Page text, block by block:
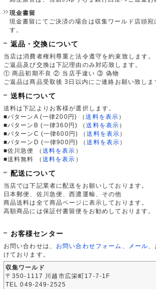
現金書留
現金書留にてご決済の場合は収集ワールド店頭宛
す。
返品・交換について
当店は消費者権利尊重と法令遵守を約束致します。
ご返品及び交換は下記理由のみ対応致します。
① 商品初期不良 ② 当店手違い ③ 偽物
ご返品は商品受取後 3日以内にご連絡お願い致しま
送料について
送料は下記よりお客様が選択します。
■パターンA (一律200円)
（送料を表示 ）
■パターンB (一律360円)
（送料を表示 ）
■パターンC (一律600円)
（送料を表示 ）
■パターンD (一律900円)
（送料を表示 ）
■佐川急便
（ 送料を表示 ）
■送料無料
（ 送料を表示 ）
配送について
当店では下記業者に配送をお願いしております。
日本郵便、佐川急便、西濃運輸、その他
商品送料は全て商品ページに表示しております。
高額商品には保証付書留便をお勧めしております。
お客様センター
お問い合わせは、 お問い合わせフォーム メール
けております。
収集ワールド
〒350-1117 川越市広栄町17-7-1F
TEL 049-249-2525